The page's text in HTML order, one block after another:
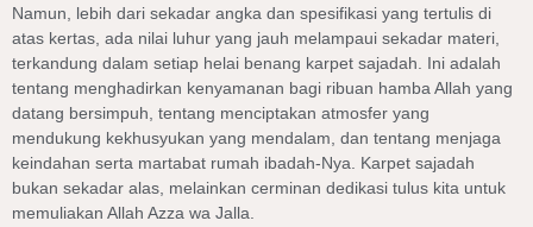
Namun, lebih dari sekadar angka dan spesifikasi yang tertulis di
atas kertas, ada nilai luhur yang jauh melampaui sekadar materi,
terkandung dalam setiap helai benang karpet sajadah. Ini adalah
tentang menghadirkan kenyamanan bagi ribuan hamba Allah yang
datang bersimpuh, tentang menciptakan atmosfer yang
mendukung kekhusyukan yang mendalam, dan tentang menjaga
keindahan serta martabat rumah ibadah-Nya. Karpet sajadah
bukan sekadar alas, melainkan cerminan dedikasi tulus kita untuk
memuliakan Allah Azza wa Jalla.